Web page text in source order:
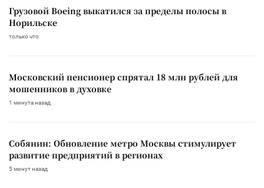
Грузовой Boeing выкатился за пределы полосы в
Норильске
только что
Московский пенсионер спрятал 18 млн рублей для
мошенников в духовке
1 минута назад
Собянин: Обновление метро Москвы стимулирует
развитие предприятий в регионах
5 минут назад